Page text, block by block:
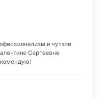
и чуткое
Сергеевне